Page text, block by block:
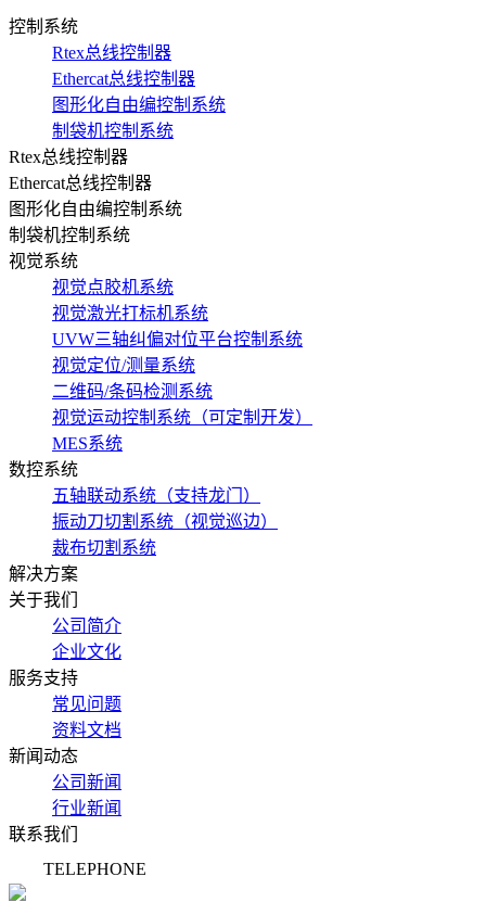
控制系统
Rtex总线控制器
Ethercat总线控制器
图形化自由编控制系统
制袋机控制系统
Rtex总线控制器
Ethercat总线控制器
图形化自由编控制系统
制袋机控制系统
视觉系统
视觉点胶机系统
视觉激光打标机系统
UVW三轴纠偏对位平台控制系统
视觉定位/测量系统
二维码/条码检测系统
视觉运动控制系统（可定制开发）
MES系统
数控系统
五轴联动系统（支持龙门）
振动刀切割系统（视觉巡边）
裁布切割系统
解决方案
关于我们
公司简介
企业文化
服务支持
常见问题
资料文档
新闻动态
公司新闻
行业新闻
联系我们
TELEPHONE